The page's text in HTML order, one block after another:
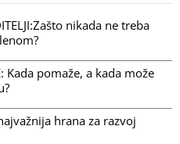
nikada ne treba
Kada pomaže, a kada može
hrana za razvoj